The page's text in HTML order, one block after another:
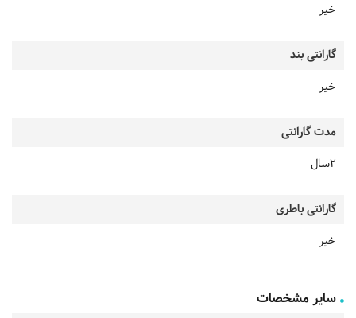
خیر
گارانتی بند
خیر
مدت گارانتی
2سال
گارانتی باطری
خیر
سایر مشخصات